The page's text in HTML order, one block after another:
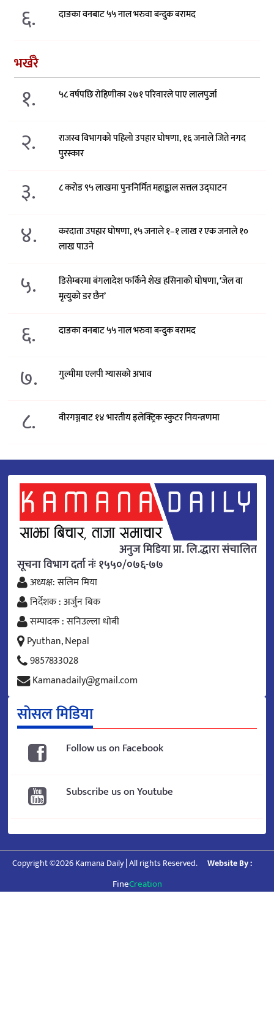
६. दाङका वनबाट ५५ नाल भरुवा बन्दुक बरामद
भर्खरै
१. ५८ वर्षपछि रोहिणीका २७१ परिवारले पाए लालपुर्जा
२.
राजस्व विभागको पहिलो उपहार घोषणा, १६ जनाले जिते नगद
पुरस्कार
३. ८ करोड ९५ लाखमा पुनःनिर्मित महाङ्काल सत्तल उद्घाटन
४.
करदाता उपहार घोषणा, १५ जनाले १–१ लाख र एक जनाले १०
लाख पाउने
५.
डिसेम्बरमा बंगलादेश फर्किने शेख हसिनाको घोषणा, ‘जेल वा
मृत्युको डर छैन’
६. दाङका वनबाट ५५ नाल भरुवा बन्दुक बरामद
७. गुल्मीमा एलपी ग्यासको अभाव
८. वीरगञ्जबाट १४ भारतीय इलेक्ट्रिक स्कुटर नियन्त्रणमा
अनुज मिडिया प्रा. लि.द्धारा संचालित
सूचना विभाग दर्ता नंः १५५०/०७६-७७
अध्यक्ष: सलिम मिया
निर्देशक : अर्जुन बिक
सम्पादक : सनिउल्ला धोबी
Pyuthan, Nepal
9857833028
Kamanadaily@gmail.com
सोसल मिडिया
Follow us on Facebook
Subscribe us on Youtube
Copyright ©2026 Kamana Daily | All rights Reserved. Website By :
FineCreation